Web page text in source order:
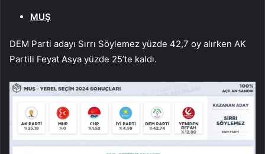
MUŞ
DEM Parti adayı Sırrı Söylemez yüzde 42,7 oy alırken AK
Partili Feyat Asya yüzde 25’te kaldı.